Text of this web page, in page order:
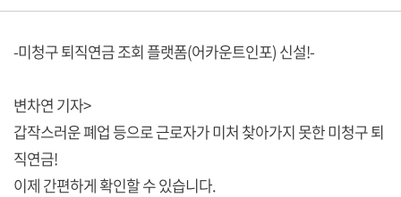
-미청구 퇴직연금 조회 플랫폼(어카운트인포) 신설!-
변차연 기자>
갑작스러운 폐업 등으로 근로자가 미처 찾아가지 못한 미청구 퇴
직연금!
이제 간편하게 확인할 수 있습니다.